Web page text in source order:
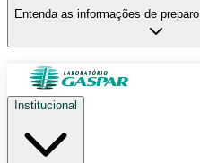
Entenda as informações de
Institucional